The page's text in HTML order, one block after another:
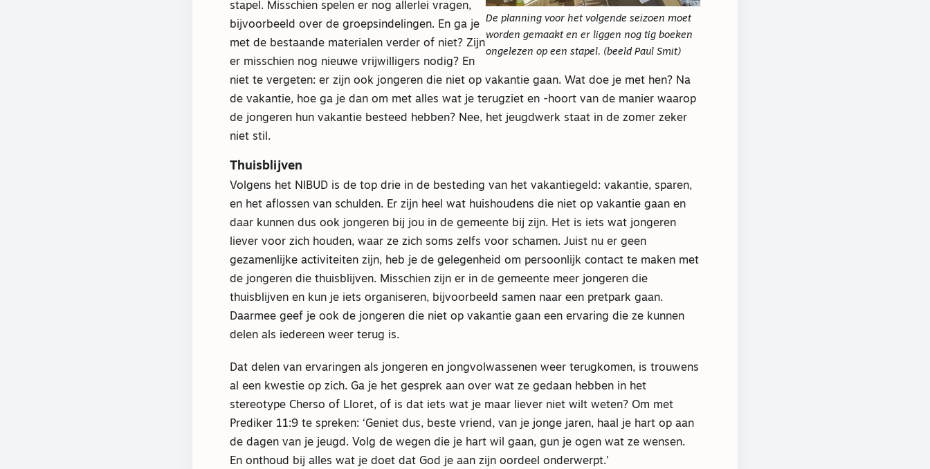
De planning voor het volgende seizoen moet
worden gemaakt en er liggen nog tig boeken
ongelezen op een stapel. (beeld Paul Smit)
stapel. Misschien spelen er nog allerlei vragen,
bijvoorbeeld over de groepsindelingen. En ga je
met de bestaande materialen verder of niet? Zijn
er misschien nog nieuwe vrijwilligers nodig? En
niet te vergeten: er zijn ook jongeren die niet op vakantie gaan. Wat doe je met hen? Na
de vakantie, hoe ga je dan om met alles wat je terugziet en -hoort van de manier waarop
de jongeren hun vakantie besteed hebben? Nee, het jeugdwerk staat in de zomer zeker
niet stil.
Thuisblijven
Volgens het NIBUD is de top drie in de besteding van het vakantiegeld: vakantie, sparen,
en het aflossen van schulden. Er zijn heel wat huishoudens die niet op vakantie gaan en
daar kunnen dus ook jongeren bij jou in de gemeente bij zijn. Het is iets wat jongeren
liever voor zich houden, waar ze zich soms zelfs voor schamen. Juist nu er geen
gezamenlijke activiteiten zijn, heb je de gelegenheid om persoonlijk contact te maken met
de jongeren die thuisblijven. Misschien zijn er in de gemeente meer jongeren die
thuisblijven en kun je iets organiseren, bijvoorbeeld samen naar een pretpark gaan.
Daarmee geef je ook de jongeren die niet op vakantie gaan een ervaring die ze kunnen
delen als iedereen weer terug is.
Dat delen van ervaringen als jongeren en jongvolwassenen weer terugkomen, is trouwens
al een kwestie op zich. Ga je het gesprek aan over wat ze gedaan hebben in het
stereotype Cherso of Lloret, of is dat iets wat je maar liever niet wilt weten? Om met
Prediker 11:9 te spreken: ‘Geniet dus, beste vriend, van je jonge jaren, haal je hart op aan
de dagen van je jeugd. Volg de wegen die je hart wil gaan, gun je ogen wat ze wensen.
En onthoud bij alles wat je doet dat God je aan zijn oordeel onderwerpt.’